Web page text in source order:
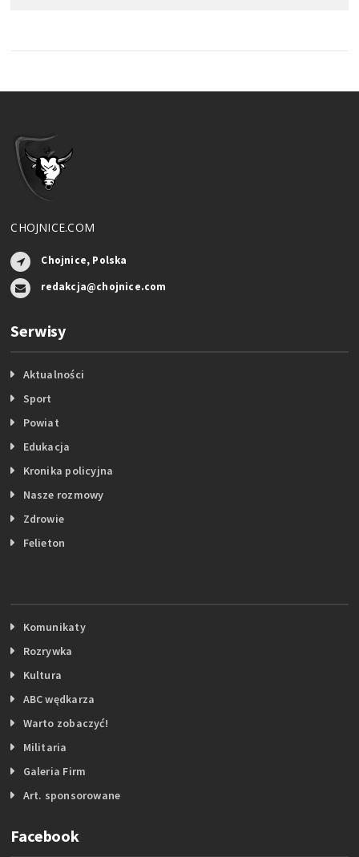
CHOJNICE.COM
Chojnice, Polska
redakcja@chojnice.com
Serwisy
Aktualności
Sport
Powiat
Edukacja
Kronika policyjna
Nasze rozmowy
Zdrowie
Felieton
Komunikaty
Rozrywka
Kultura
ABC wędkarza
Warto zobaczyć!
Militaria
Galeria Firm
Art. sponsorowane
Facebook